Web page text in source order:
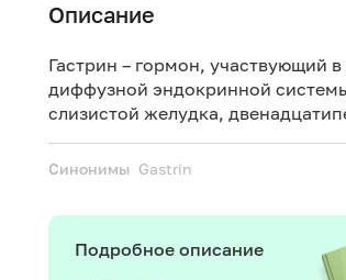
Описание
Гастрин – гормон, участвующий
диффузной эндокринной
слизистой желудка,
Синонимы Gastrin
Подробное описание